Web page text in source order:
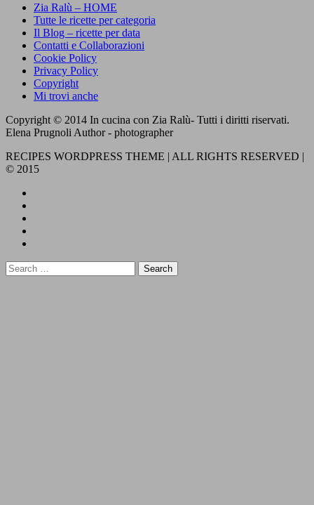
Zia Ralù – HOME
Tutte le ricette per categoria
Il Blog – ricette per data
Contatti e Collaborazioni
Cookie Policy
Privacy Policy
Copyright
Mi trovi anche
Copyright © 2014 In cucina con Zia Ralù- Tutti i diritti riservati.
Elena Prugnoli Author - photographer
RECIPES WORDPRESS THEME | ALL RIGHTS RESERVED |
© 2015